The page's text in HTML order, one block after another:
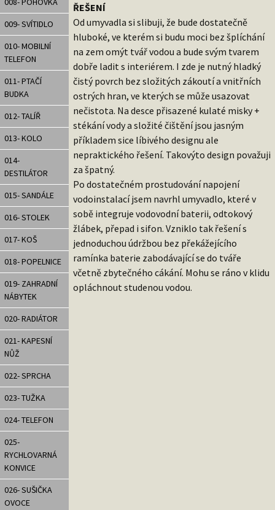
009- SVÍTIDLO
010- MOBILNÍ
TELEFON
011- PTAČÍ
BUDKA
012- TALÍŘ
013- KOLO
014-
DESTILÁTOR
015- SANDÁLE
016- STOLEK
017- KOŠ
018- POPELNICE
019- ZAHRADNÍ
NÁBYTEK
020- RADIÁTOR
021- KAPESNÍ
NŮŽ
022- SPRCHA
023- TUŽKA
024- TELEFON
025-
RYCHLOVARNÁ
KONVICE
026- SUŠIČKA
OVOCE
ŘEŠENÍ
Od umyvadla si slibuji, že bude dostatečně
hluboké, ve kterém si budu moci bez šplíchání
na zem omýt tvář vodou a bude svým tvarem
dobře ladit s interiérem. I zde je nutný hladký
čistý povrch bez složitých zákoutí a vnitřních
ostrých hran, ve kterých se může usazovat
nečistota. Na desce přisazené kulaté misky +
stékání vody a složité čištění jsou jasným
příkladem sice líbivého designu ale
nepraktického řešení. Takovýto design považuji
za špatný.
Po dostatečném prostudování napojení
vodoinstalací jsem navrhl umyvadlo, které v
sobě integruje vodovodní baterii, odtokový
žlábek, přepad i sifon. Vzniklo tak řešení s
jednoduchou údržbou bez překážejícího
ramínka baterie zabodávající se do tváře
včetně zbytečného cákání. Mohu se ráno v klidu
opláchnout studenou vodou.